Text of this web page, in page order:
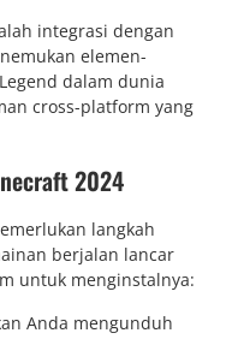
integrasi dengan
elemen-
dalam dunia
cross-platform yang
2024
langkah
berjalan lancar
untuk menginstalnya:
Anda mengunduh